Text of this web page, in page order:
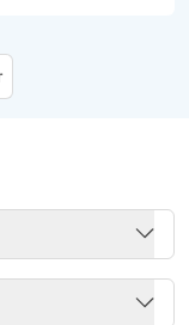
og små
den våde årstid.
Ja